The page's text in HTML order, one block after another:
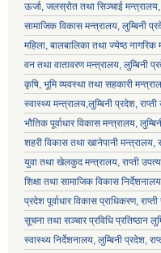
ऊर्जा, जलस्रोत तथा सिञ्चाई
सामाजिक विकास मन्‍‍त्रालय, लुम्बिनी
महिला, बालबालिका तथा ज्येष्ठ
वन तथा वातावरण मन्त्रालय, लुम्बिनी
कृषि, भूमि व्यवस्था तथा सहकारी
स्वास्थ्य मन्त्रालय,लुम्बिनी प्रदेश,
भौतिक पूर्वाधार विकास मन्त्रालय,
शहरी विकास तथा खानेपानी मन्त्रालय,
युवा तथा खेलकुद मन्त्रालय, राप्ती
शिक्षा तथा सामाजिक विकास
प्रदेश पूर्वाधार विकास प्राधिकरण,
सूचना तथा सञ्चार प्रविधि प्रतिष्ठान
स्वास्थ्य निर्देशनालय, लुम्बिनी प्रदेश,